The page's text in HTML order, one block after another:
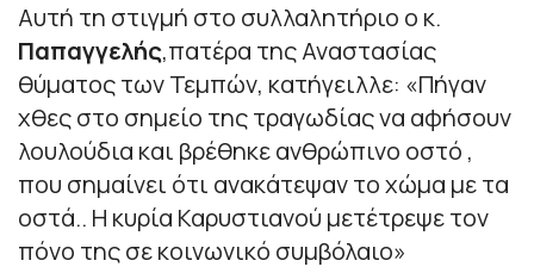
Αυτή τη στιγμή στο συλλαλητήριο ο κ.
Παπαγγελής,πατέρα της Αναστασίας
θύματος των Τεμπών, κατήγειλλε: «Πήγαν
χθες στο σημείο της τραγωδίας να αφήσουν
λουλούδια και βρέθηκε ανθρώπινο οστό ,
που σημαίνει ότι ανακάτεψαν το χώμα με τα
οστά.. Η κυρία Καρυστιανού μετέτρεψε τον
πόνο της σε κοινωνικό συμβόλαιο»